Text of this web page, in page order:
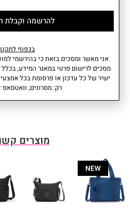
מידע נוסף
• כיסים קדמיים: 1 עם סגירת רוכסן
• כיסים אחוריים: 1 עם סגירת
רוכסן • כיסים צדדיים: 2 כיסים עם
סגירת רוכסן. • תאים מרכזיים: 1
עם סגירת רוכסן • תאים
עוד
מוצרים
NEW
להרשמה וקבלת
בכפוף
אני מאשר ומסכים בזאת כי בהירשמי
מסכים לרישום פרטי במאגר המידע, בכלל
ישיר של כל עדכון או פרסומת בכל
רק: מסרונים, וואטסאפ